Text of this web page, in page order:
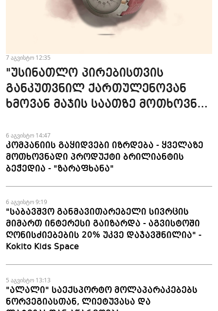
7 აგვისტო 12:35
"უსინათლო პირებისთვის
განკუთვნილ ქართულენოვან
ხმოვან მაჯის საათზე მოთხოვნა
6 აგვისტო 14:47
კომპანიის გაყიდვები იზრდება - ყველაზე
მოთხოვნადი პროდუქტი ბრილიანტის
ბეჭედია - "ზარაფხანა"
6 აგვისტო 9:19
"საბავშვო განმავითარებელი სივრცის
მიმართ ინტერესი გაიზარდა - აგვისტოში
ღონისძიებების 20% უკვე დაჯავშნილია" -
Kokito Kids Space
5 აგვისტო 13:13
"ალალი" საექსპორტო მოლაპარაკებებს
ნორვეგიასთან, ლიეტუვასა და